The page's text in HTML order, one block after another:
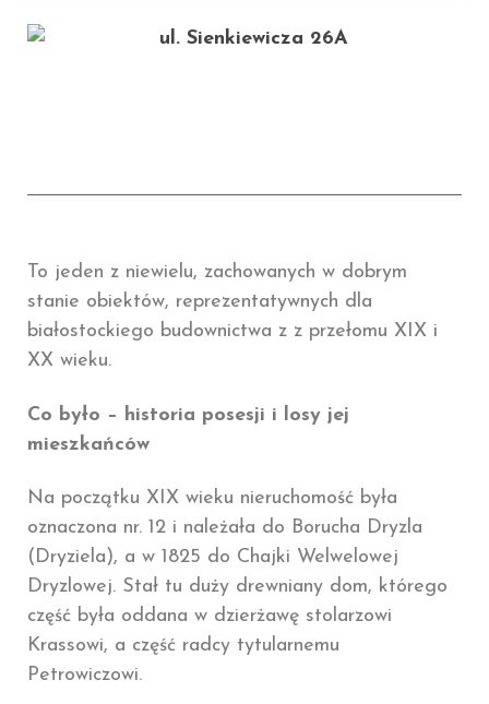
To jeden z niewielu, zachowanych w dobrym
stanie obiektów, reprezentatywnych dla
białostockiego budownictwa z z przełomu XIX i
XX wieku.
Co było – historia posesji i losy jej
mieszkańców
Na początku XIX wieku nieruchomość była
oznaczona nr. 12 i należała do Borucha Dryzla
(Dryziela), a w 1825 do Chajki Welwelowej
Dryzlowej. Stał tu duży drewniany dom, którego
część była oddana w dzierżawę stolarzowi
Krassowi, a część radcy tytularnemu
Petrowiczowi.